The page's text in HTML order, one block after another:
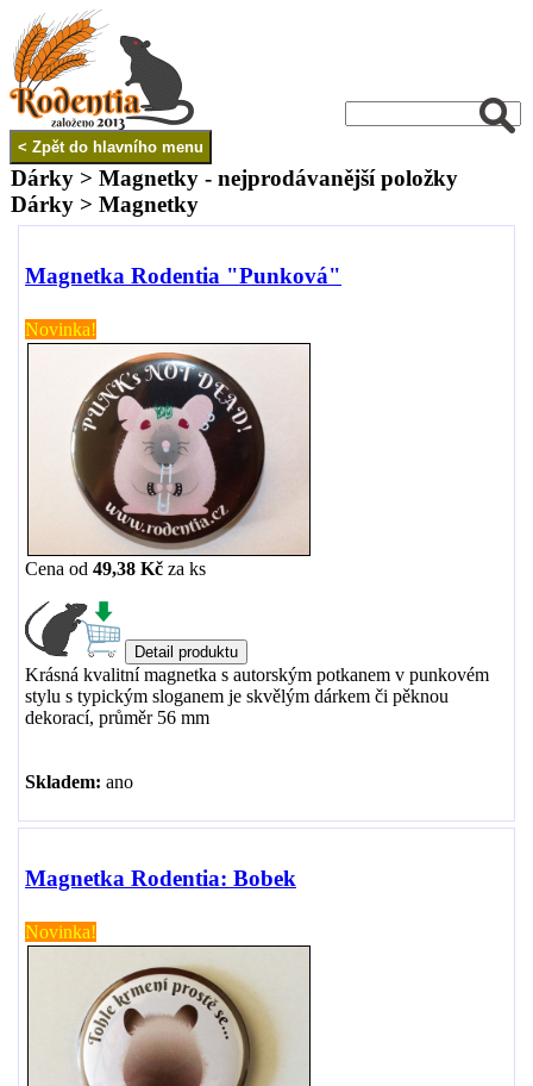
Dárky > Magnetky - nejprodávanější položky
Dárky > Magnetky
Magnetka Rodentia "Punková"
Novinka!
Cena od 49,38 Kč za ks
Krásná kvalitní magnetka s autorským potkanem v punkovém
stylu s typickým sloganem je skvělým dárkem či pěknou
dekorací, průměr 56 mm
Skladem: ano
Magnetka Rodentia: Bobek
Novinka!